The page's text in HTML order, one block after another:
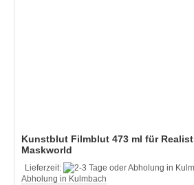
Kunstblut Filmblut 473 ml für
Maskworld
Lieferzeit:
Abholung in Kulmbach